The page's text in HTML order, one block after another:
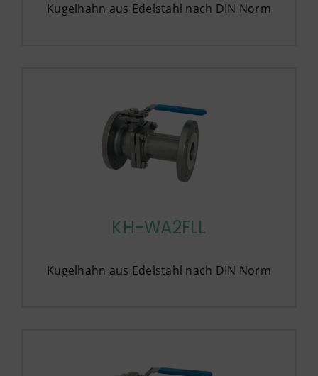
Kugelhahn aus Edelstahl nach DIN Norm
KH-WA2FLL
Kugelhahn aus Edelstahl nach DIN Norm